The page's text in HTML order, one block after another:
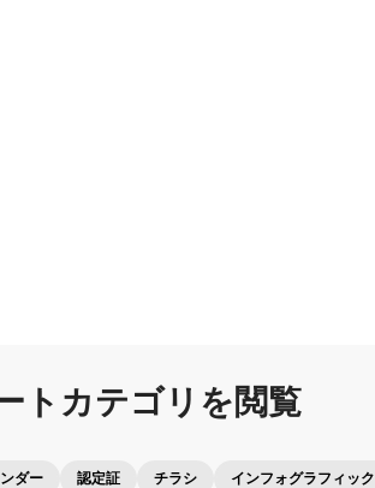
トカテゴリを閲覧
ダー 認定証 チラシ インフォグラフィック